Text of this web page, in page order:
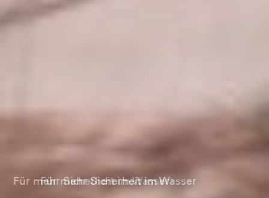
Für mehr Sicherheit im Wasser